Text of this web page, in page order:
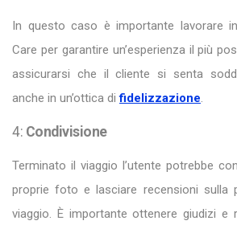
In questo caso è importante lavorare
Care per garantire un’esperienza il più
assicurarsi che il cliente si senta
anche in un’ottica difidelizzazione
4: Condivisione
Terminato il viaggio l’utente potrebbe
proprie foto e lasciare recensioni sulla
viaggio. È importante ottenere giudizi e